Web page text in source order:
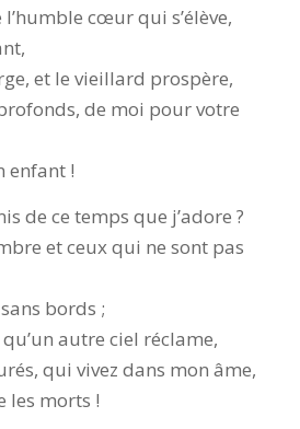
cœur qui s’élève,
et le vieillard prospère,
de moi pour votre
enfant !
de ce temps que j’adore ?
et ceux qui ne sont pas
bords ;
autre ciel réclame,
qui vivez dans mon âme,
les morts !